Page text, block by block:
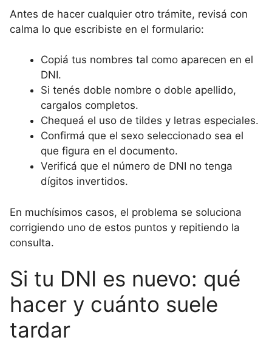
Antes de hacer cualquier otro trámite, revisá con
calma lo que escribiste en el formulario:
Copiá tus nombres tal como aparecen en el
DNI.
Si tenés doble nombre o doble apellido,
cargalos completos.
Chequeá el uso de tildes y letras especiales.
Confirmá que el sexo seleccionado sea el
que figura en el documento.
Verificá que el número de DNI no tenga
dígitos invertidos.
En muchísimos casos, el problema se soluciona
corrigiendo uno de estos puntos y repitiendo la
consulta.
Si tu DNI es nuevo: qué
hacer y cuánto suele
tardar